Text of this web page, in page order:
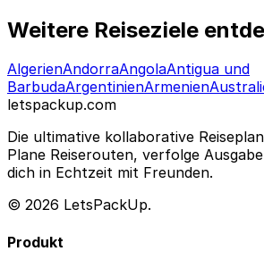
Weitere Reiseziele
AlgerienAndorraAngolaAntigua und
BarbudaArgentinienArmenien
letspackup.com
Die ultimative kollaborative
Plane Reiserouten, verfolge
dich in Echtzeit mit Freunden.
© 2026 LetsPackUp.
Produkt